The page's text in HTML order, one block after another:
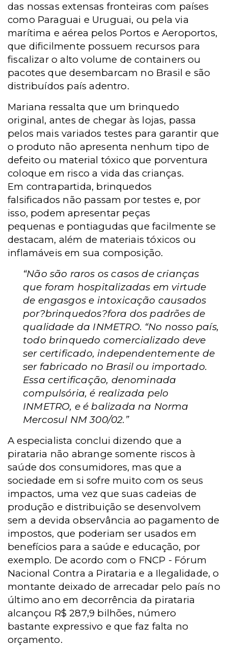
das nossas extensas fronteiras com países
como Paraguai e Uruguai, ou pela via
marítima e aérea pelos Portos e Aeroportos,
que dificilmente possuem recursos para
fiscalizar o alto volume de containers ou
pacotes que desembarcam no Brasil e são
distribuídos país adentro.
Mariana ressalta que um brinquedo
original, antes de chegar às lojas, passa
pelos mais variados testes para garantir que
o produto não apresenta nenhum tipo de
defeito ou material tóxico que porventura
coloque em risco a vida das crianças.
Em contrapartida, brinquedos
falsificados não passam por testes e, por
isso, podem apresentar peças
pequenas e pontiagudas que facilmente se
destacam, além de materiais tóxicos ou
inflamáveis em sua composição.
“Não são raros os casos de crianças
que foram hospitalizadas em virtude
de engasgos e intoxicação causados
por?brinquedos?fora dos padrões de
qualidade da INMETRO. “No nosso país,
todo brinquedo comercializado deve
ser certificado, independentemente de
ser fabricado no Brasil ou importado.
Essa certificação, denominada
compulsória, é realizada pelo
INMETRO, e é balizada na Norma
Mercosul NM 300/02.”
A especialista conclui dizendo que a
pirataria não abrange somente riscos à
saúde dos consumidores, mas que a
sociedade em si sofre muito com os seus
impactos, uma vez que suas cadeias de
produção e distribuição se desenvolvem
sem a devida observância ao pagamento de
impostos, que poderiam ser usados em
benefícios para a saúde e educação, por
exemplo. De acordo com o FNCP - Fórum
Nacional Contra a Pirataria e a Ilegalidade, o
montante deixado de arrecadar pelo país no
último ano em decorrência da pirataria
alcançou R$ 287,9 bilhões, número
bastante expressivo e que faz falta no
orçamento.